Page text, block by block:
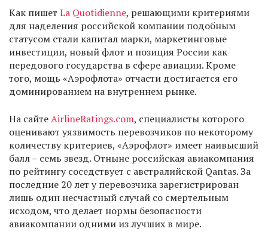
Как пишет La Quotidienne, решающими критериями
для наделения российской компании подобным
статусом стали капитал марки, маркетинговые
инвестиции, новый флот и позиция России как
передового государства в сфере авиации. Кроме
того, мощь «Аэрофлота» отчасти достигается его
доминированием на внутреннем рынке.
На сайтеAirlineRatings.com, специалисты которого
оценивают уязвимость перевозчиков по некоторому
количеству критериев, «Аэрофлот» имеет наивысший
балл – семь звезд. Отныне российская авиакомпания
по рейтингу соседствует с австралийской Qantas. За
последние 20 лет у перевозчика зарегистрирован
лишь один несчастный случай со смертельным
исходом, что делает нормы безопасности
авиакомпании одними из лучших в мире.